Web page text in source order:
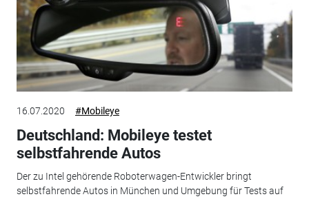
16.07.2020 #Mobileye
Deutschland: Mobileye testet
selbstfahrende Autos
Der zu Intel gehörende Roboterwagen-Entwickler bringt
selbstfahrende Autos in München und Umgebung für Tests auf